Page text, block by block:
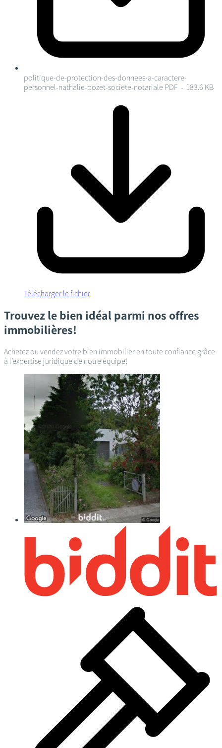
politique-de-protection-des-donnees-a-caractere-
personnel-nathalie-bozet-societe-notariale PDF - 183.6 KB
Télécharger le fichier
Trouvez le bien idéal parmi nos offres
immobilières!
Achetez ou vendez votre bien immobilier en toute confiance grâce
à l’expertise juridique de notre équipe!